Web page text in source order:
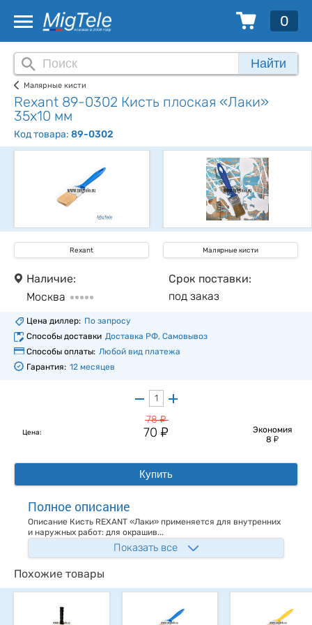
0
Найти
Малярные кисти
Rexant 89-0302 Кисть плоская «Лаки»
35х10 мм
Код товара: 89-0302
Rexant Малярные кисти
Наличие:
Москва
Срок поставки:
под заказ
Цена диллер: По запросу
Способы доставки Доставка РФ, Самовывоз
Способы оплаты: Любой вид платежа
Гарантия: 12 месяцев
Цена:
78у
70у
Экономия
8у
Купить
Полное описание
Описание Кисть REXANT «Лаки» применяется для внутренних
и наружных работ: для окрашив...
Показать все
Похожие товары